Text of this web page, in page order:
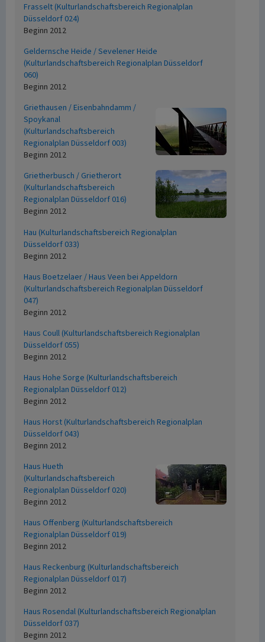
Frasselt (Kulturlandschaftsbereich Regionalplan
Düsseldorf 024)
Beginn 2012
Geldernsche Heide / Sevelener Heide
(Kulturlandschaftsbereich Regionalplan Düsseldorf
060)
Beginn 2012
Griethausen / Eisenbahndamm /
Spoykanal
(Kulturlandschaftsbereich
Regionalplan Düsseldorf 003)
Beginn 2012
Grietherbusch / Grietherort
(Kulturlandschaftsbereich
Regionalplan Düsseldorf 016)
Beginn 2012
Hau (Kulturlandschaftsbereich Regionalplan
Düsseldorf 033)
Beginn 2012
Haus Boetzelaer / Haus Veen bei Appeldorn
(Kulturlandschaftsbereich Regionalplan Düsseldorf
047)
Beginn 2012
Haus Coull (Kulturlandschaftsbereich Regionalplan
Düsseldorf 055)
Beginn 2012
Haus Hohe Sorge (Kulturlandschaftsbereich
Regionalplan Düsseldorf 012)
Beginn 2012
Haus Horst (Kulturlandschaftsbereich Regionalplan
Düsseldorf 043)
Beginn 2012
Haus Hueth
(Kulturlandschaftsbereich
Regionalplan Düsseldorf 020)
Beginn 2012
Haus Offenberg (Kulturlandschaftsbereich
Regionalplan Düsseldorf 019)
Beginn 2012
Haus Reckenburg (Kulturlandschaftsbereich
Regionalplan Düsseldorf 017)
Beginn 2012
Haus Rosendal (Kulturlandschaftsbereich Regionalplan
Düsseldorf 037)
Beginn 2012